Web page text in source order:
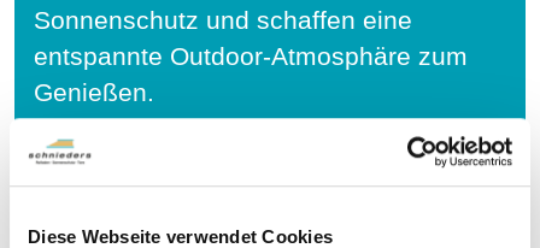
Diese Webseite verwendet Cookies
Sonnenschutz und schaffen eine
entspannte Outdoor-Atmosphäre zum
Genießen.